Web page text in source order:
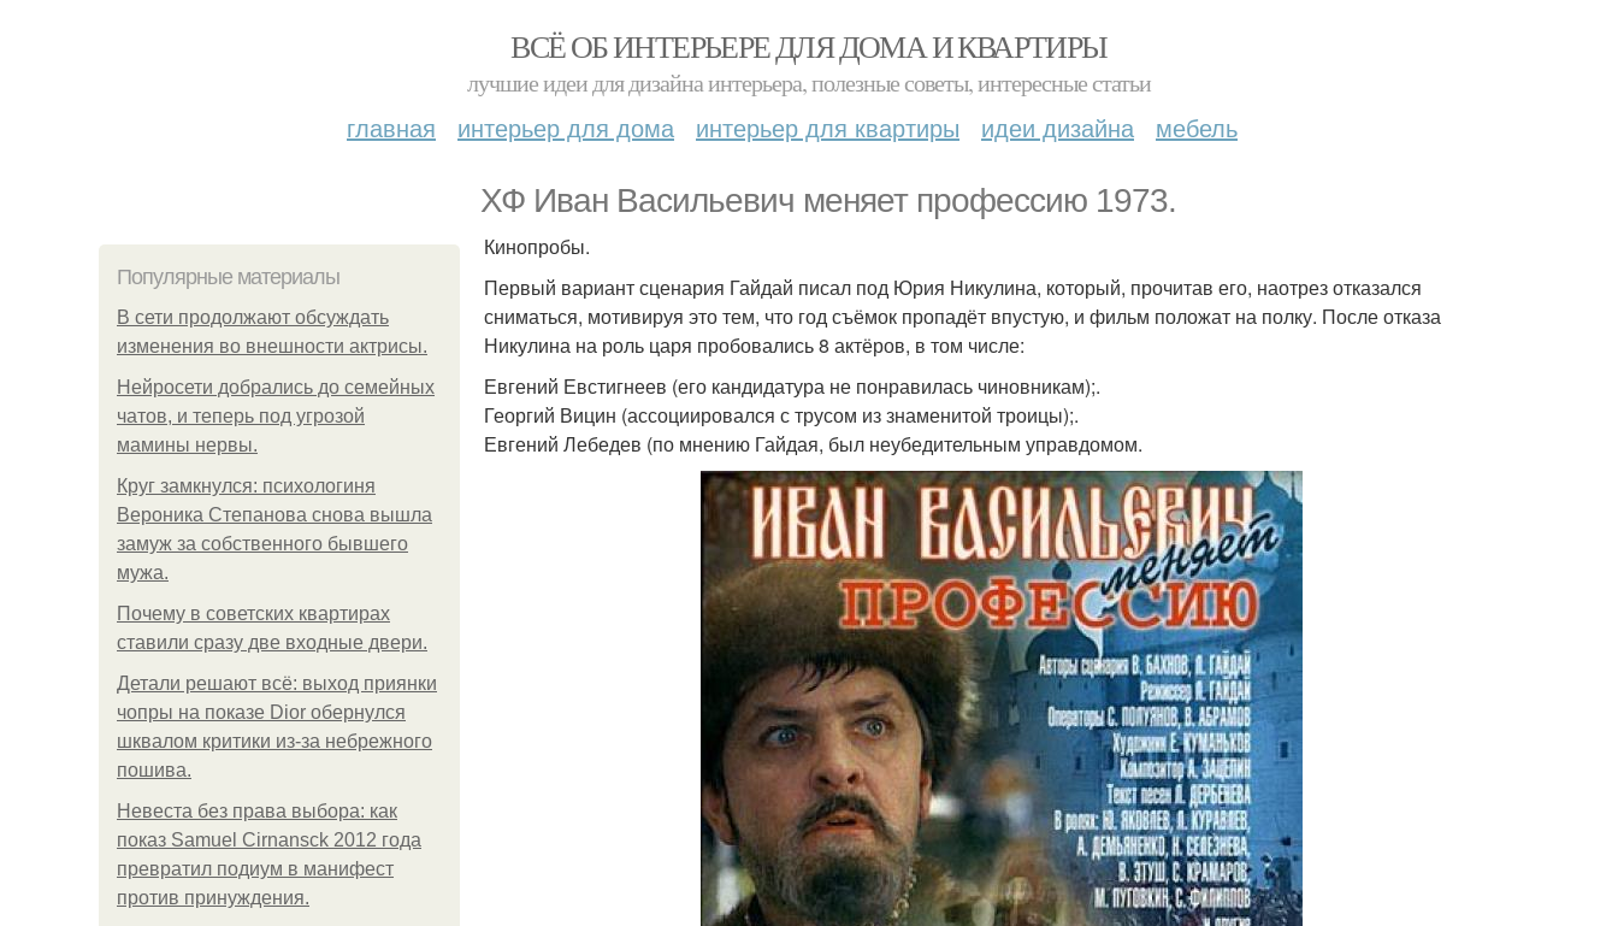
ВСЁ ОБ ИНТЕРЬЕРЕ ДЛЯ ДОМА И КВАРТИРЫ
лучшие идеи для дизайна интерьера, полезные советы, интересные статьи
главная интерьер для дома интерьер для квартиры идеи дизайна мебель
ХФ Иван Васильевич меняет профессию 1973.
Популярные материалы
В сети продолжают обсуждать
изменения во внешности актрисы.
Нейросети добрались до семейных
чатов, и теперь под угрозой
мамины нервы.
Круг замкнулся: психологиня
Вероника Степанова снова вышла
замуж за собственного бывшего
мужа.
Почему в советских квартирах
ставили сразу две входные двери.
Детали решают всё: выход приянки
чопры на показе Dior обернулся
шквалом критики из-за небрежного
пошива.
Невеста без права выбора: как
показ Samuel Cirnansck 2012 года
превратил подиум в манифест
против принуждения.
Кинопробы.
Первый вариант сценария Гайдай писал под Юрия Никулина, который, прочитав его, наотрез отказался
сниматься, мотивируя это тем, что год съёмок пропадёт впустую, и фильм положат на полку. После отказа
Никулина на роль царя пробовались 8 актёров, в том числе:
Евгений Евстигнеев (его кандидатура не понравилась чиновникам);.
Георгий Вицин (ассоциировался с трусом из знаменитой троицы);.
Евгений Лебедев (по мнению Гайдая, был неубедительным управдомом.